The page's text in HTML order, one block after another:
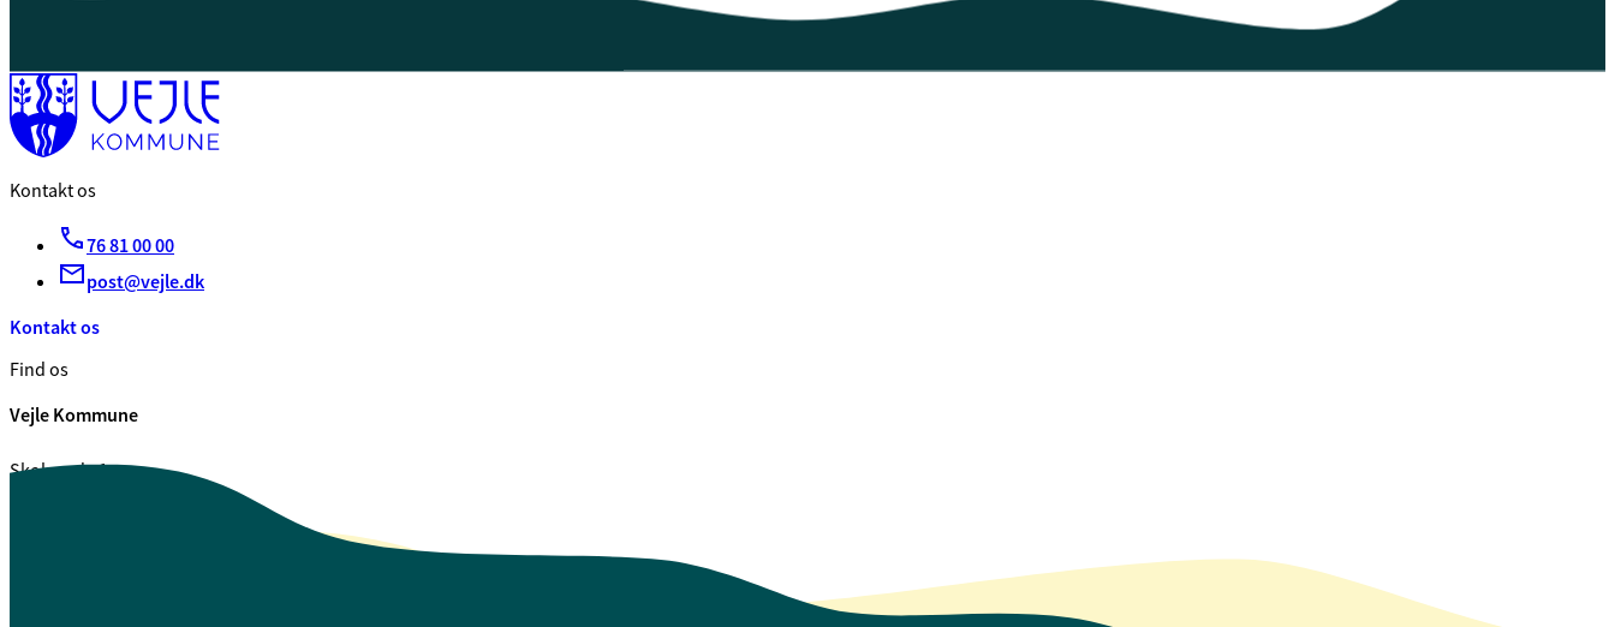
Kontakt os
76 81 00 00
post@vejle.dk
Kontakt os
Find os
Vejle Kommune
Skolegade 1